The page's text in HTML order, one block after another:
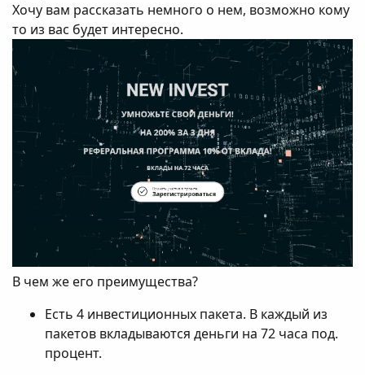
Хочу вам рассказать немного о нем, возможно кому
то из вас будет интересно.
В чем же его преимущества?
Есть 4 инвестиционных пакета. В каждый из
пакетов вкладываются деньги на 72 часа под.
процент.